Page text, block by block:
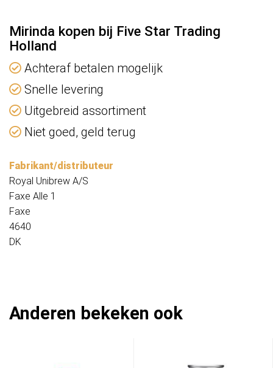
Mirinda kopen bij Five Star Trading
Holland
Achteraf betalen mogelijk
Snelle levering
Uitgebreid assortiment
Niet goed, geld terug
Fabrikant/distributeur
Royal Unibrew A/S
Faxe Alle 1
Faxe
4640
DK
Anderen bekeken ook